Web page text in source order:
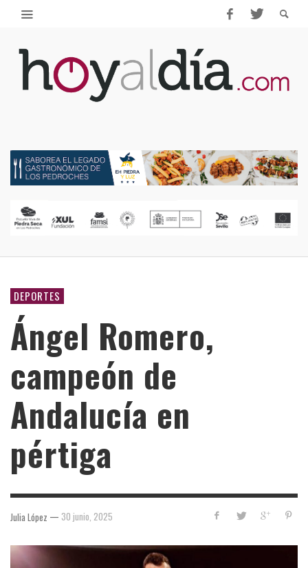
DEPORTES
Ángel Romero,
campeón de
Andalucía en
pértiga
Julia López — 30 junio, 2025